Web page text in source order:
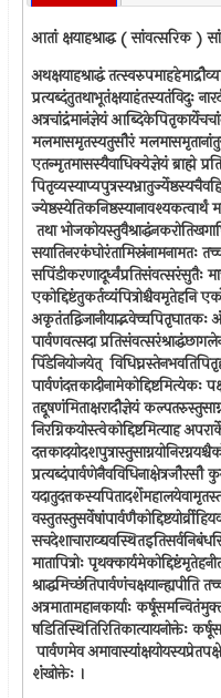
आतां क्षयाहश्राद्ध ( सांवत्सरिक )
अथक्षयाहश्राद्धं
प्रत्यब्दंतुतथाभूतंक्षयाहंतस्यतंविदुः
अत्रचांद्रंमानंज्ञेयं
मलमासमृतस्यतुसौरं
एतन्मृतमासस्यैवाधिक्येज्ञेयं ब्राह्मे
ज्येष्ठस्येतिकनिष्ठस्यानावश्यकत्वार्थं
तथा
सयातिनरकंघोरंतामिस्रंनामनामतः
सपिंडीकरणादूर्ध्वंप्रतिसंवत्सरंसुतैः
एकोद्दिष्टंतुकर्तव्यंपित्रोश्चैवमृतेहनि
अकृतंतद्विजानीयाद्भवेच्चपितृघातकः
पार्वणवत्सदा
पिंडेनियोजयेत्
पार्वणंदत्तकादीनामेकोद्दिष्टमित्येकः
तद्दूषणंमिताक्षरादौज्ञेयं
निरग्निकयोस्त्वेकोद्दिष्टमित्याह
प्रत्यब्दंपार्वणेनैवविधिनाक्षेत्रजौरसौ
मातापित्रोः
श्राद्धमिच्छंतिपार्वणंचक्षयान्ह्यपीति
अत्रमातामहानकार्याः
षडितिस्थितिरितिकात्यायनोक्तेः
पार्वणमेव
शंखोक्तेः ।